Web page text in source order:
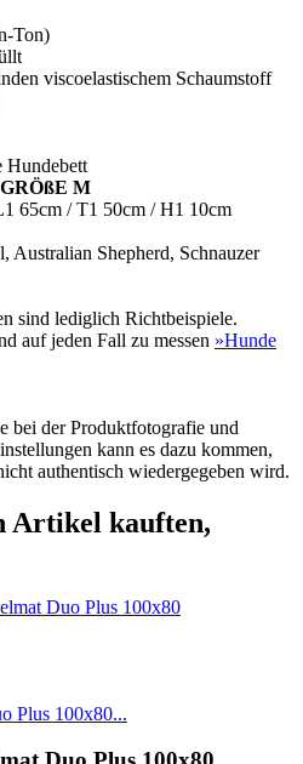
Ton)
viscoelastischem Schaumstoff
M
65cm / T1 50cm / H1 10cm
Australian Shepherd, Schnauzer
sind lediglich Richtbeispiele.
auf jeden Fall zu messen »Hunde
bei der Produktfotografie und
kann es dazu kommen,
authentisch wiedergegeben wird.
Artikel kauften,
Plus 100x80...